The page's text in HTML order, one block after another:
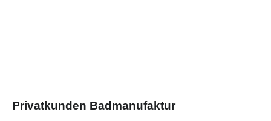
Privatkunden Badmanufaktur